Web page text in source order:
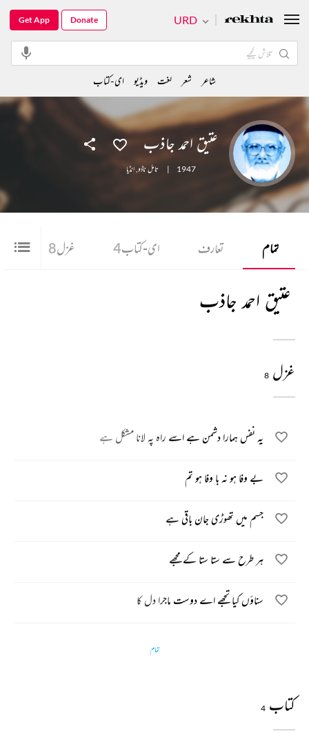
عتیق احمد جاذب
1947
| تامل ناڈو,انڈیا
تمام تعارف ای-کتاب4 غزل8
عتیق احمد جاذب
غزل 8
یہ نفس ہمارا دشمن ہے اسے راہ پہ لانا مشکل ہے
بے وفا ہو نہ با وفا ہو تم
جسم میں تھوڑی جان باقی ہے
ہر طرح سے ستا ستا کے مجھے
سناؤں کیا تجھے اے دوست ماجرا دل کا
تمام
کتاب 4
URD
Get App Donate
شاعر شعر لغت ویڈیو ای-کتاب